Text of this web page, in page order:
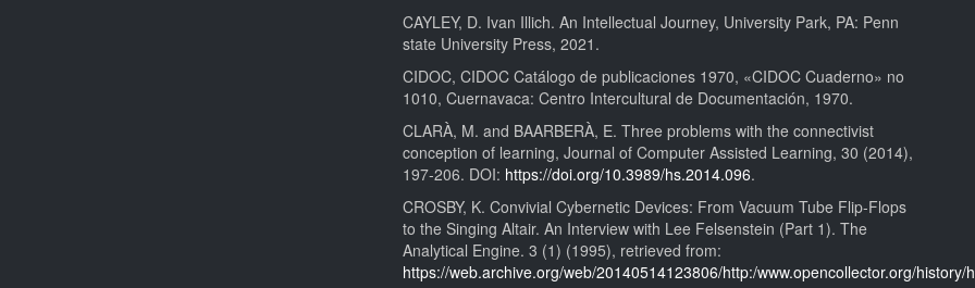
CAYLEY, D. Ivan Illich. An Intellectual Journey, University Park, PA: Penn
state University Press, 2021.
CIDOC, CIDOC Catálogo de publicaciones 1970, «CIDOC Cuaderno» no
1010, Cuernavaca: Centro Intercultural de Documentación, 1970.
CLARÀ, M. and BAARBERÀ, E. Three problems with the connectivist
conception of learning, Journal of Computer Assisted Learning, 30 (2014),
197-206. DOI: https://doi.org/10.3989/hs.2014.096.
CROSBY, K. Convivial Cybernetic Devices: From Vacuum Tube Flip-Flops
to the Singing Altair. An Interview with Lee Felsenstein (Part 1). The
Analytical Engine. 3 (1) (1995), retrieved from:
https://web.archive.org/web/20140514123806/http:/www.opencollector.org/history/